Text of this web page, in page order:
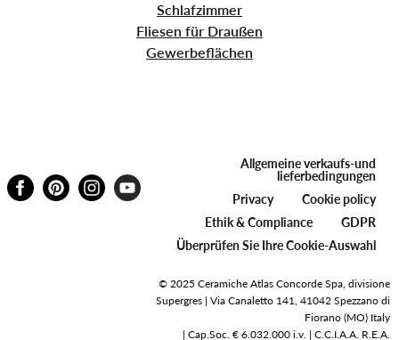
Schlafzimmer
Fliesen für Draußen
Gewerbeflächen
Allgemeine verkaufs-und
lieferbedingungen
Privacy
Cookie policy
Ethik & Compliance
GDPR
Überprüfen Sie Ihre Cookie-Auswahl
© 2025 Ceramiche Atlas Concorde Spa, divisione
Supergres | Via Canaletto 141, 41042 Spezzano di
Fiorano (MO) Italy
| Cap.Soc. € 6.032.000 i.v. | C.C.I.A.A. R.E.A.